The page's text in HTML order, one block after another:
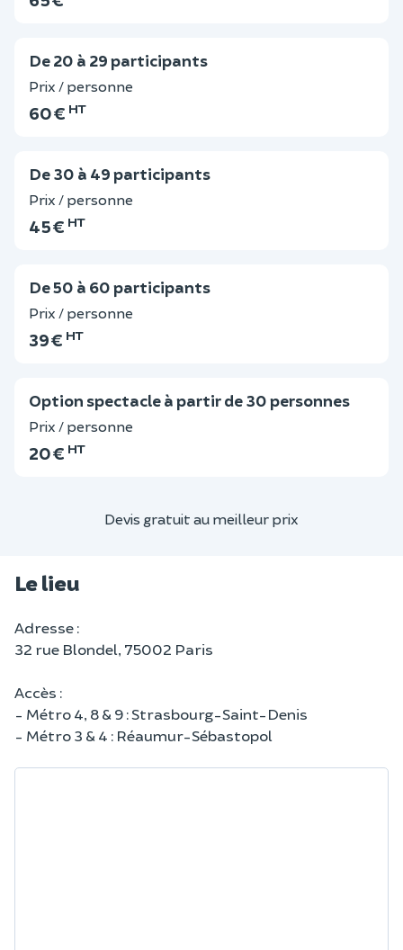
De 20 à 29 participants
Prix / personne
60 € HT
De 30 à 49 participants
Prix / personne
45 € HT
De 50 à 60 participants
Prix / personne
39 € HT
Option spectacle à partir de 30 personnes
Prix / personne
20 € HT
Devis gratuit au meilleur prix
Le lieu
Adresse :
32 rue Blondel, 75002 Paris
Accès :
- Métro 4, 8 & 9 : Strasbourg-Saint-Denis
- Métro 3 & 4 : Réaumur-Sébastopol